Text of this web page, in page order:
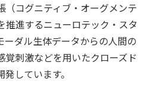
（コグニティブ・オーグメンテ
推進するニューロテック・スタ
ーダル生体データからの人間の
覚刺激などを用いたクローズド
しています。